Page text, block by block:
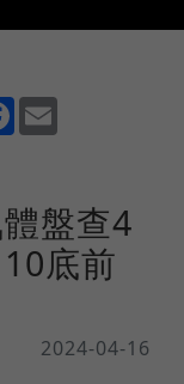
Facebook
盤查4
底前
2024-04-16